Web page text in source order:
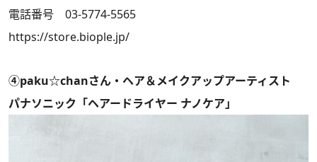
電話番号 03-5774-5565
https://store.biople.jp/
④paku☆chanさん・ヘア＆メイクアップアーティスト
パナソニック「ヘアードライヤー ナノケア」